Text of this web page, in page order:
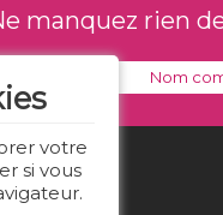
votre
si vous
manquez rien